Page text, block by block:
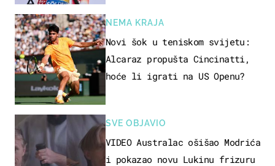
NEMA KRAJA
Novi šok u teniskom svijetu:
Alcaraz propušta Cincinatti,
hoće li igrati na US Openu?
SVE OBJAVIO
VIDEO Australac ošišao Modrića
i pokazao novu Lukinu frizuru